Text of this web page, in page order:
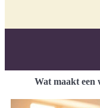
Wat maakt een